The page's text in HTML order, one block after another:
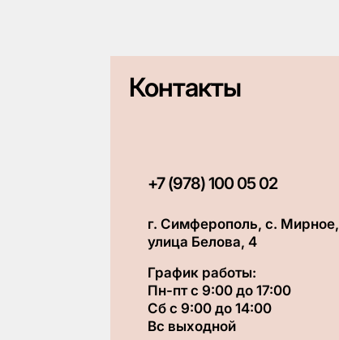
Контакты
+7 (978) 100 05 02
г. Симферополь, с. Мирное,
улица Белова, 4
График работы:
Пн-пт с 9:00 до 17:00
Сб с 9:00 до 14:00
Вс выходной